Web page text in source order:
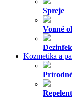
Spreje
Vonné
Kozmetika a